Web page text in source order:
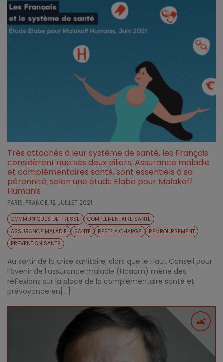
Très attachés à leur système de santé, les Français
considèrent que ses deux piliers, Assurance maladie
et complémentaires santé, sont essentiels à sa
pérennité, selon une étude Elabe pour Malakoff
Humanis
PARIS, FRANCE, 12 JUILLET 2021
COMMUNIQUÉS DE PRESSE
COMPLÉMENTAIRE SANTÉ
ASSURANCE MALADIE
SANTE RESTE A CHARGE
REMBOURSEMENT
PRÉVENTION SANTÉ
Au sortir de la crise sanitaire, alors que le Haut Conseil pour
l’avenir de l’assurance maladie (Hcaam) mène des
réflexions sur la place de la complémentaire santé et
prévoyance en[...]